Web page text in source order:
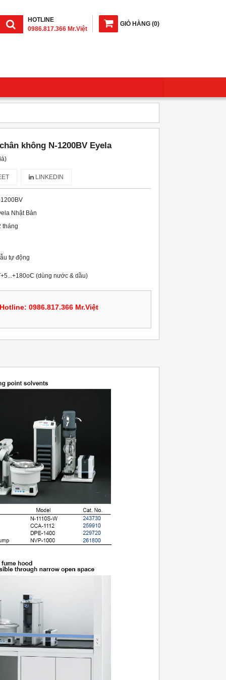
GIỎ HÀNG (0)
HOTLINE
0986.817.366 Mr.Việt
không N-1200BV Eyela
LINKEDIN
Nhật Bản
tháng
tự động
(dùng nước & dầu)
0986.817.366 Mr.Việt